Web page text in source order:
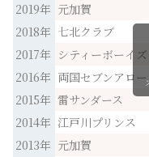
2019年 元加賀
2018年 七北クラブ
2017年 シティーボーイズ
2016年 両国セブンアロ
2015年 雷サンダース
2014年 江戸川プリンス
2013年 元加賀